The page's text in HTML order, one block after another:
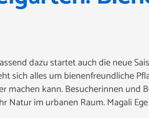
dazu startet auch die neue
sich alles um bienenfreundliche
machen kann. Besucherinnen und
Natur im urbanen Raum. Magali